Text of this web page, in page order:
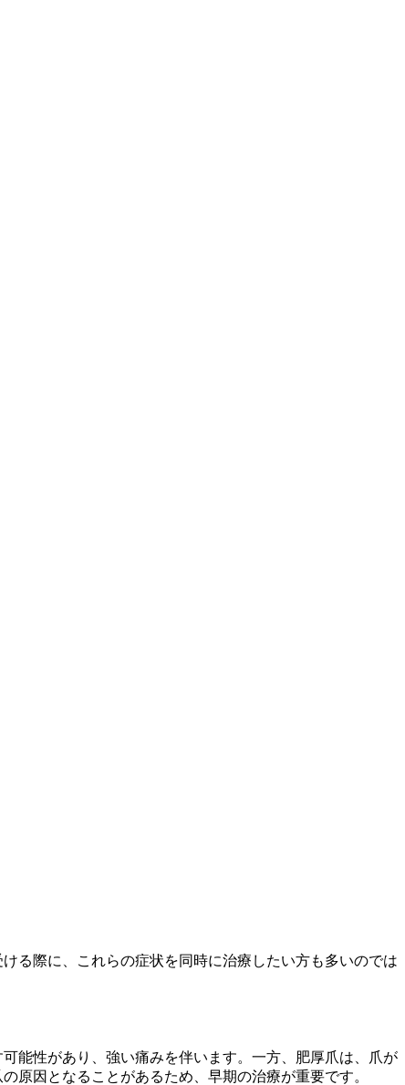
る際に、これらの症状を同時に治療したい方も多いのでは
能性があり、強い痛みを伴います。一方、肥厚爪は、爪が
原因となることがあるため、早期の治療が重要です。